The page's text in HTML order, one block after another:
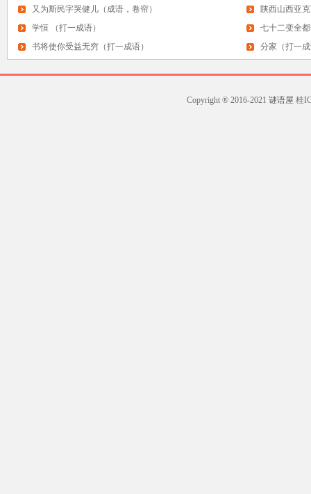
又为斯民字哭健儿（成语，卷帘）
陕西山西亚
学恒 （打一成语）
七十二变全
书将使你受益无穷（打一成语）
分家（打一
Copyright ® 2016-2021 谜语屋 桂